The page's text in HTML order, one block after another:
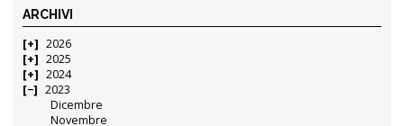
ARCHIVI
2026
2025
2024
2023
Dicembre
Novembre